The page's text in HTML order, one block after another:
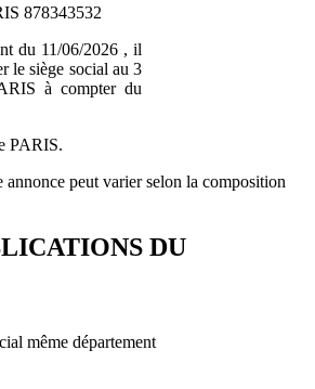
878343532
du 11/06/2026 , il
le siège social au 3
à compter du
PARIS.
annonce peut varier selon la composition
DU
même département